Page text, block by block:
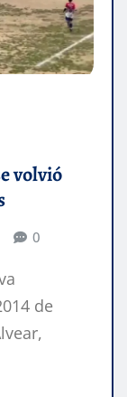
volvió
0
de